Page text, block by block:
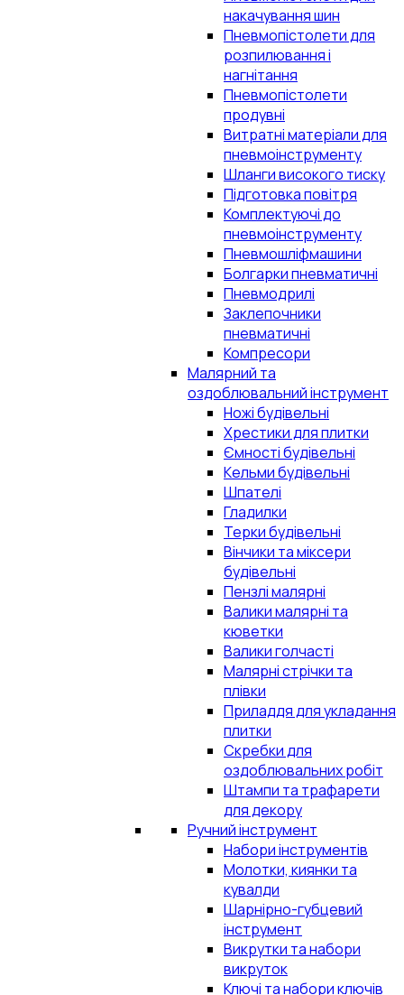
накачування шин
Пневмопістолети для
розпилювання і
нагнітання
Пневмопістолети
продувні
Витратні матеріали для
пневмоінструменту
Шланги високого тиску
Підготовка повітря
Комплектуючі до
пневмоінструменту
Пневмошліфмашини
Болгарки пневматичні
Пневмодрилі
Заклепочники
пневматичні
Компресори
Малярний та
оздоблювальний інструмент
Ножі будівельні
Хрестики для плитки
Ємності будівельні
Кельми будівельні
Шпателі
Гладилки
Терки будівельні
Вінчики та міксери
будівельні
Пензлі малярні
Валики малярні та
кюветки
Валики голчасті
Малярні стрічки та
плівки
Приладдя для укладання
плитки
Скребки для
оздоблювальних робіт
Штампи та трафарети
для декору
Ручний інструмент
Набори інструментів
Молотки, киянки та
кувалди
Шарнірно-губцевий
інструмент
Викрутки та набори
викруток
Ключі та набори ключів